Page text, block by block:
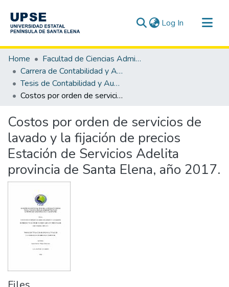
Log In (current)
Communities & Collections
All of DSpace
Statistics
Home
Facultad de Ciencias Administrativas
Carrera de Contabilidad y Auditoría
Tesis de Contabilidad y Auditoría
Costos por orden de servicios de lavado y la fijación de precios Estación de Servicios Adelita provincia de Santa Elena, año 2017.
Costos por orden de servicios de
lavado y la fijación de precios
Estación de Servicios Adelita
provincia de Santa Elena, año 2017.